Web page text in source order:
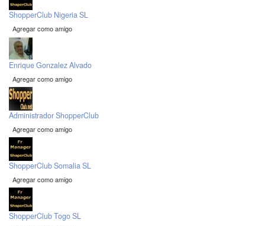
ShopperClub Nigeria SL
Agregar como amigo
Enrique Gonzalez Alvado
Agregar como amigo
Administrador ShopperClub
Agregar como amigo
ShopperClub Somalia SL
Agregar como amigo
ShopperClub Togo SL